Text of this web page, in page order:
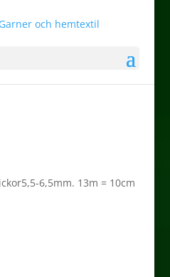
6,5mm. 13m = 10cm